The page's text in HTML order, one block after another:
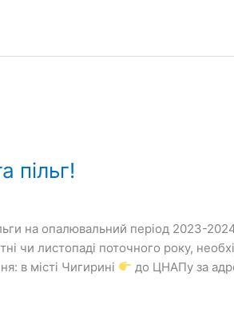
пільг!
на опалювальний період 2023-
чи листопаді поточного року,
в місті Чигирині
до ЦНАПу за